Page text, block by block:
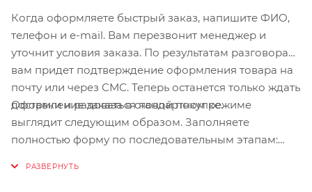
собачками. Сумка крепится к верхней трубе рамы и
рулевой колонке с помощью ремешков на липучках.
Специальное отверстие позволит заряжать
устройство или пользоваться проводными
наушниками. Размеры: 260 х 140 х 100 мм. Черный
цвет.
Когда оформляете быстрый заказ, напишите ФИО,
телефон и e-mail. Вам перезвонит менеджер и
уточнит условия заказа. По результатам разговора
вам придет подтверждение оформления товара на
почту или через СМС. Теперь останется только ждать
доставки и радоваться новой покупке.
Оформление заказа в стандартном режиме
выглядит следующим образом. Заполняете
полностью форму по последовательным этапам: